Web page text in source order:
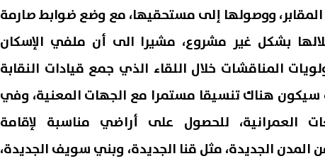
ووصولها إلى مستحقيها، مع وضع ضوابط صارمة
بشكل غير مشروع، مشيرا الى أن ملفي الإسكان
المناقشات خلال اللقاء الذي جمع قيادات النقابة
سيكون هناك تنسيقا مستمرا مع الجهات المعنية، وفي
العمرانية، للحصول على أراضي مناسبة لإقامة
الجديدة، مثل قنا الجديدة، وبني سويف الجديدة،